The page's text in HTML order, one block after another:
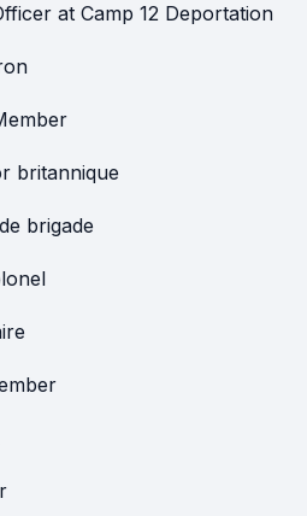
at Camp 12 Deportation
britannique
brigade